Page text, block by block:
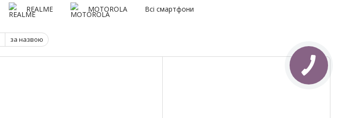
REALME MOTOROLA Всі смартфони
за назвою